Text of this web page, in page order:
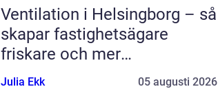
Ventilation i Helsingborg – så
skapar fastighetsägare
friskare och mer
energieffektiva byggnader
Julia Ekk 05 augusti 2026